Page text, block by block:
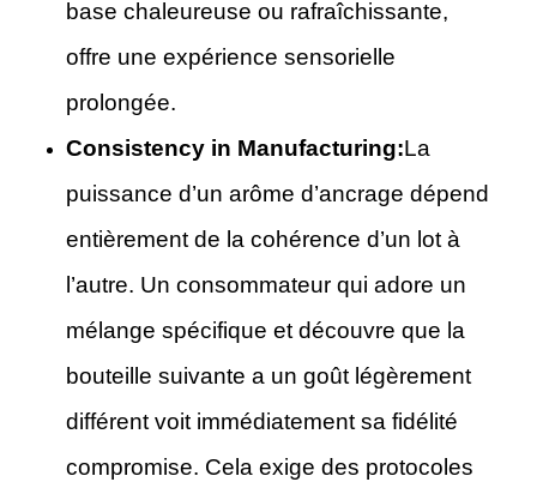
base chaleureuse ou rafraîchissante,
offre une expérience sensorielle
prolongée.
Consistency in Manufacturing:La
puissance d’un arôme d’ancrage dépend
entièrement de la cohérence d’un lot à
l’autre. Un consommateur qui adore un
mélange spécifique et découvre que la
bouteille suivante a un goût légèrement
différent voit immédiatement sa fidélité
compromise. Cela exige des protocoles